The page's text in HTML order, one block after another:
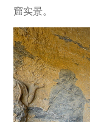
窟实景。